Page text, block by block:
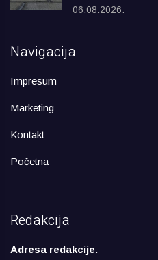
06.08.2026.
Navigacija
Impresum
Marketing
Kontakt
Početna
Redakcija
Adresa redakcije: